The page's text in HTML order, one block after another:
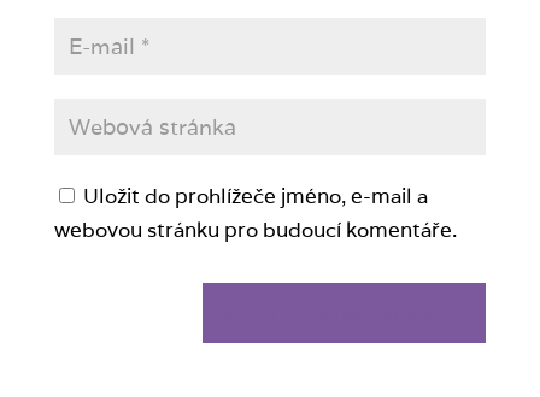
Uložit do prohlížeče jméno, e-mail a
webovou stránku pro budoucí komentáře.